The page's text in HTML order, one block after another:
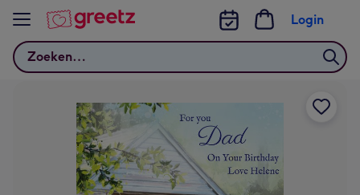
Bekijk meer
Zoeken
Login